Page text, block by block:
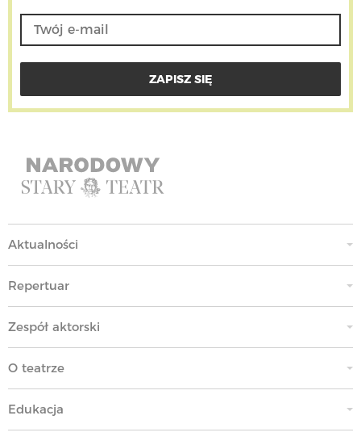
Aktualności
Repertuar
Zespół aktorski
O teatrze
Edukacja